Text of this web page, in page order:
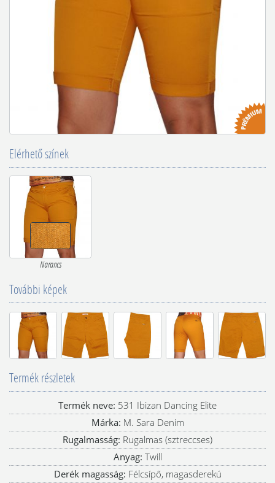
Elérhető színek
Narancs
További képek
Termék részletek
Termék neve: 531 Ibizan Dancing Elite
Márka: M. Sara Denim
Rugalmasság: Rugalmas (sztreccses)
Anyag: Twill
Derék magasság: Félcsípő, magasderekú